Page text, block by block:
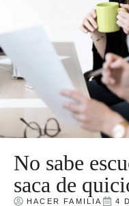
No sabe
saca de
HACER FAMILIA 4